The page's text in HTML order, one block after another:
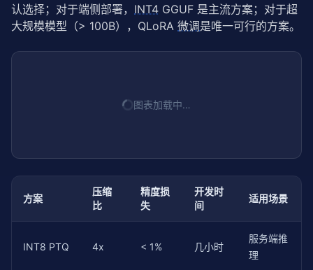
认选择；对于端侧部署， INT4 GGUF 是主流方案；对于超
大规模模型（> 100B），QLoRA 微调是唯一可行的方案。
图表加载中…
方案
压缩
比
精度损
失
开发时
间
适用场景
INT8 PTQ 4x < 1% 几小时
服务端推
理